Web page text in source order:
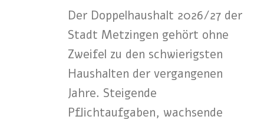
Der Doppelhaushalt 2026/27 der
Stadt Metzingen gehört ohne
Zweifel zu den schwierigsten
Haushalten der vergangenen
Jahre. Steigende
Pflichtaufgaben, wachsende